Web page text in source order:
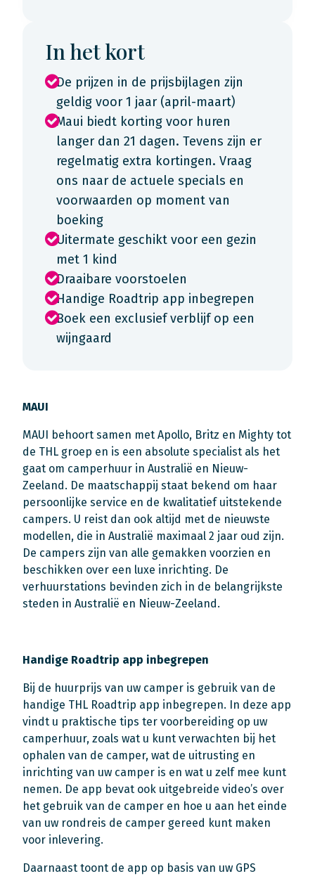
In het kort
De prijzen in de prijsbijlagen zijn
geldig voor 1 jaar (april-maart)
Maui biedt korting voor huren
langer dan 21 dagen. Tevens zijn er
regelmatig extra kortingen. Vraag
ons naar de actuele specials en
voorwaarden op moment van
boeking
Uitermate geschikt voor een gezin
met 1 kind
Draaibare voorstoelen
Handige Roadtrip app inbegrepen
Boek een exclusief verblijf op een
wijngaard
MAUI
MAUI behoort samen met Apollo, Britz en Mighty tot
de THL groep en is een absolute specialist als het
gaat om camperhuur in Australië en Nieuw-
Zeeland. De maatschappij staat bekend om haar
persoonlijke service en de kwalitatief uitstekende
campers. U reist dan ook altijd met de nieuwste
modellen, die in Australië maximaal 2 jaar oud zijn.
De campers zijn van alle gemakken voorzien en
beschikken over een luxe inrichting. De
verhuurstations bevinden zich in de belangrijkste
steden in Australië en Nieuw-Zeeland.
Handige Roadtrip app inbegrepen
Bij de huurprijs van uw camper is gebruik van de
handige THL Roadtrip app inbegrepen. In deze app
vindt u praktische tips ter voorbereiding op uw
camperhuur, zoals wat u kunt verwachten bij het
ophalen van de camper, wat de uitrusting en
inrichting van uw camper is en wat u zelf mee kunt
nemen. De app bevat ook uitgebreide video’s over
het gebruik van de camper en hoe u aan het einde
van uw rondreis de camper gereed kunt maken
voor inlevering.
Daarnaast toont de app op basis van uw GPS